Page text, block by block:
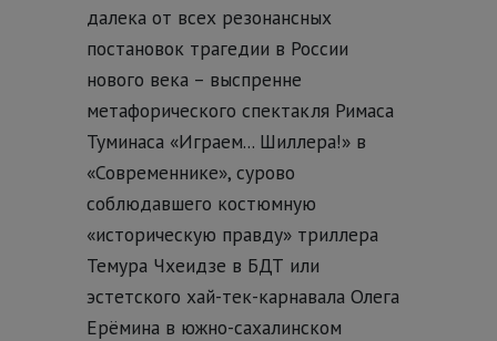
далека от всех резонансных
постановок трагедии в России
нового века – выспренне
метафорического спектакля Римаса
Туминаса «Играем... Шиллера!» в
«Современнике», сурово
соблюдавшего костюмную
«историческую правду» триллера
Темура Чхеидзе в БДТ или
эстетского хай-тек-карнавала Олега
Ерёмина в южно-сахалинском